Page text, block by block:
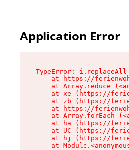
Application Error
TypeError:
at https://
at Array.reduce
at xe (https://
at zb (https://
at https://
at Array.forEach
at ha (https://
at UC (https://
at hj (https://
at